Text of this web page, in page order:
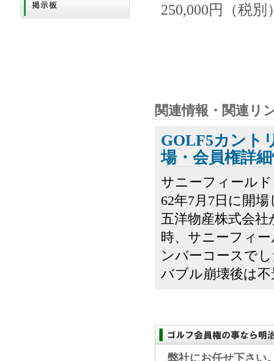
250,000円（税別
関連情報・関連リ
GOLF5カント
場・会員権詳
サニーフィール
62年7月7日に開
五洋物産株式会
時、サニーフィ
ンバーコースで
バブル崩壊後は
弊社にお任せ下さい